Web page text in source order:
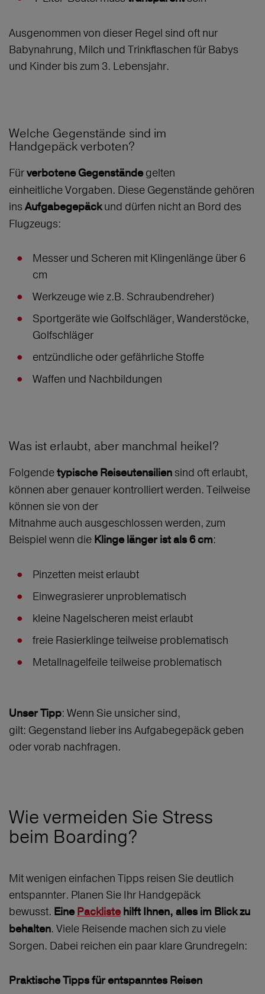
Ausgenommen von dieser Regel sind oft nur
Babynahrung, Milch und Trinkflaschen für Babys
und Kinder bis zum 3. Lebensjahr.
Welche Gegenstände sind im
Handgepäck verboten?
Fürverbotene Gegenständegelten
einheitliche Vorgaben. Diese Gegenstände gehören
ins Aufgabegepäckund dürfen nicht an Bord des
Flugzeugs:
Messer und Scheren mit Klingenlänge über 6
cm
Werkzeuge wie z.B. Schraubendreher)
Sportgeräte wie Golfschläger, Wanderstöcke,
Golfschläger
entzündliche oder gefährliche Stoffe
Waffen und Nachbildungen
Was ist erlaubt, aber manchmal heikel?
Folgendetypische Reiseutensilien sind oft erlaubt,
können aber genauer kontrolliert werden. Teilweise
können sie von der
Mitnahme auch ausgeschlossen werden, zum
Beispiel wenn die Klinge länger ist als 6 cm:
Pinzetten meist erlaubt
Einwegrasierer unproblematisch
kleine Nagelscheren meist erlaubt
freie Rasierklinge teilweise problematisch
Metallnagelfeile teilweise problematisch
Unser Tipp: Wenn Sie unsicher sind,
gilt: Gegenstand lieber ins Aufgabegepäck geben
oder vorab nachfragen.
Wie vermeiden Sie Stress
beim Boarding?
Mit wenigen einfachen Tipps reisen Sie deutlich
entspannter. Planen Sie Ihr Handgepäck
bewusst. EinePacklistehilft Ihnen, alles im Blick zu
behalten. Viele Reisende machen sich zu viele
Sorgen. Dabei reichen ein paar klare Grundregeln:
Praktische Tipps für entspanntes Reisen